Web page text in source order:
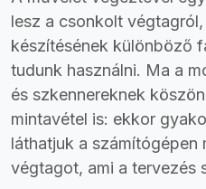
lesz a csonkolt
készítésének különböző
tudunk használni. Ma a
és szkennereknek
mintavétel is: ekkor
láthatjuk a számítógépen
végtagot, ami a tervezés